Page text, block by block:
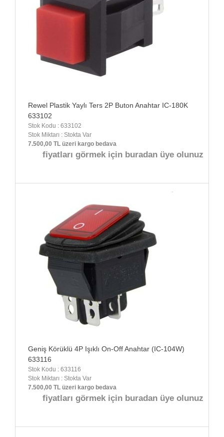
Rewel Plastik Yaylı Ters 2P Buton Anahtar IC-180K
633102
Stok Kodu : 633102
Stok Miktarı : Stokta Var
7.500,00 TL üzeri kargo bedava
fiyatları görmek için buradan üye olunuz
Geniş Körüklü 4P Işıklı On-Off Anahtar (IC-104W)
633116
Stok Kodu : 633116
Stok Miktarı : Stokta Var
7.500,00 TL üzeri kargo bedava
fiyatları görmek için buradan üye olunuz